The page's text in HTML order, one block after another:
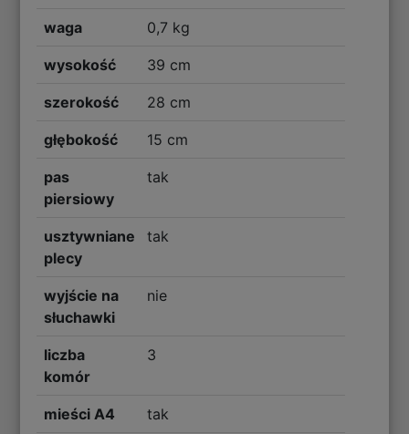
waga 0,7 kg
wysokość 39 cm
szerokość 28 cm
głębokość 15 cm
pas
piersiowy
tak
usztywniane
plecy
tak
wyjście na
słuchawki
nie
liczba
komór
3
mieści A4 tak